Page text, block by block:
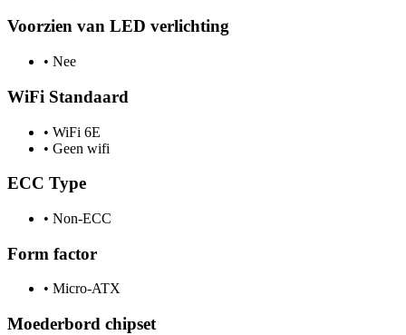
Voorzien van LED verlichting
• Nee
WiFi Standaard
• WiFi 6E
• Geen wifi
ECC Type
• Non-ECC
Form factor
• Micro-ATX
Moederbord chipset